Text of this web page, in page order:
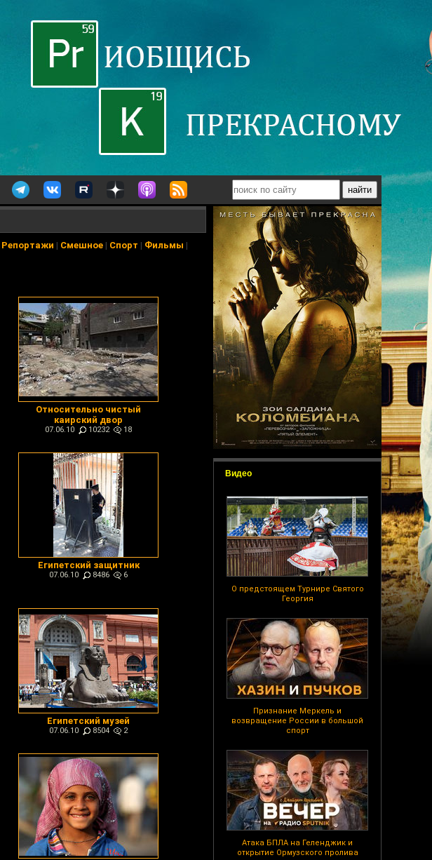
Видео
О предстоящем Турнире Святого
Георгия
Признание Меркель и
возвращение России в большой
спорт
Атака БПЛА на Геленджик и
открытие Ормузского пролива
Репортажи | Смешное | Спорт | Фильмы |
Относительно чистый
каирский двор
07.06.10 10232 18
Египетский защитник
07.06.10 8486 6
Египетский музей
07.06.10 8504 2